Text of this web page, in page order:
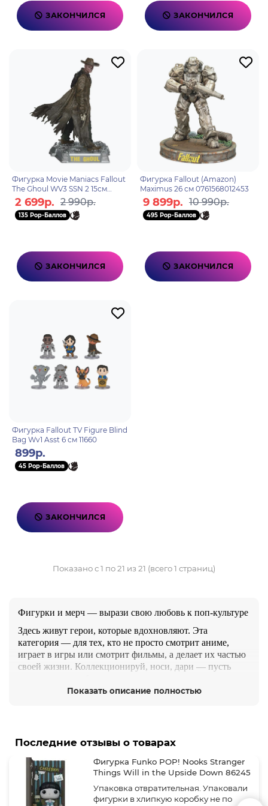
ЗАКОНЧИЛСЯ ЗАКОНЧИЛСЯ
Фигурка Movie Maniacs Fallout
The Ghoul WV3 SSN 2 15см
41269
2 699р. 2 990р.
135 Pop-Баллов
ЗАКОНЧИЛСЯ
Фигурка Fallout (Amazon)
Maximus 26 см 0761568012453
9 899р. 10 990р.
495 Pop-Баллов
ЗАКОНЧИЛСЯ
Фигурка Fallout TV Figure Blind
Bag Wv1 Asst 6 см 11660
899р.
45 Pop-Баллов
ЗАКОНЧИЛСЯ
Показано с 1 по 21 из 21 (всего 1 страниц)
Фигурки и мерч — вырази свою любовь к поп-культуре
Здесь живут герои, которые вдохновляют. Эта
категория — для тех, кто не просто смотрит аниме,
играет в игры или смотрит фильмы, а делает их частью
своей жизни. Коллекционируй, носи, дари — пусть
Impact, Marvel, DC, Star Wars, The Witcher, Cyberpunk
2077 и другим
Одежда и худи от Artplays, ABYstyle — стильные
принты по Naruto, One Piece, Атака Титанов,
Мстителям, Стражам Галактики
Показать описание полностью
Последние отзывы о товарах
Фигурка Funko POP! Nooks Stranger
Things Will in the Upside Down 86245
Упаковка отвратительная. Упаковали
фигурки в хлипкую коробку не по